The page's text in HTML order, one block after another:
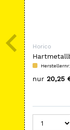
Horico
nur 20,25